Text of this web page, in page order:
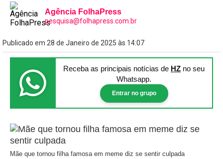
Agência FolhaPress
pesquisa@folhapress.com.br
Publicado em 28 de Janeiro de 2025 às 14:07
Receba as principais notícias de HZ no seu
Whatsapp.
Entrar no grupo
Mãe que tornou filha famosa em meme diz se sentir culpada